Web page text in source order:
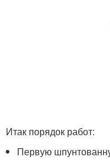
Итак порядок работ:
Первую